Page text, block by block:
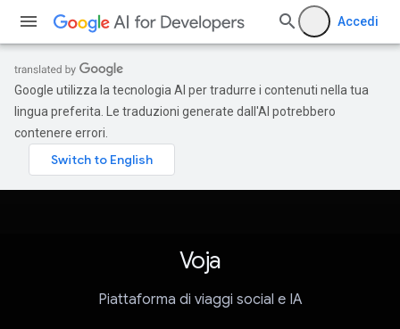
Accedi
Google utilizza la tecnologia AI per tradurre i contenuti nella tua
lingua preferita. Le traduzioni generate dall'AI potrebbero
contenere errori.
Voja
Piattaforma di viaggi social e IA